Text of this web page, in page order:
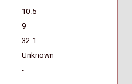
10.5
9
32.1
Unknown
-